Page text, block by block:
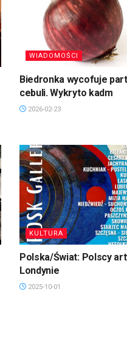
WIADOMOŚCI
Biedronka wycofuje
cebuli. Wykryto kadm
2026-02-23
KULTURA
Polska/Świat: Polscy
Londynie
2025-10-01